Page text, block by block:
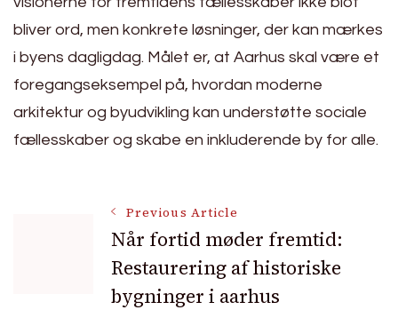
bliver ord, men konkrete løsninger, der kan mærkes
i byens dagligdag. Målet er, at Aarhus skal være et
foregangseksempel på, hvordan moderne
arkitektur og byudvikling kan understøtte sociale
fællesskaber og skabe en inkluderende by for alle.
Navigation
Previous Article
Når fortid møder fremtid:
Restaurering af historiske
bygninger i aarhus